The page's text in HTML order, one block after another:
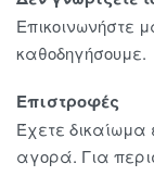
Επικοινωνήστε
καθοδηγήσουμε.
Επιστροφές
Έχετε δικαίωμα
αγορά. Για